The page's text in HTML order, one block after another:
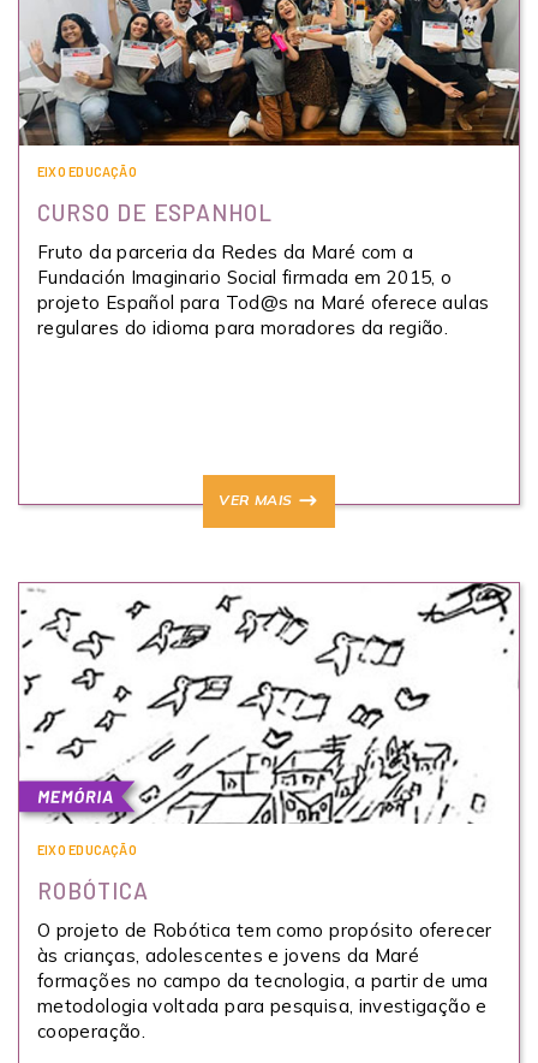
EIXO EDUCAÇÃO
CURSO DE ESPANHOL
Fruto da parceria da Redes da Maré com a
Fundación Imaginario Social firmada em 2015, o
projeto Español para Tod@s na Maré oferece aulas
regulares do idioma para moradores da região.
VER MAIS
EIXO EDUCAÇÃO
ROBÓTICA
O projeto de Robótica tem como propósito oferecer
às crianças, adolescentes e jovens da Maré
formações no campo da tecnologia, a partir de uma
metodologia voltada para pesquisa, investigação e
cooperação.